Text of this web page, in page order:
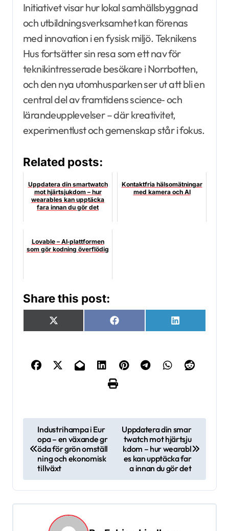
Initiativet visar hur lokal samhällsbyggnad
och utbildningsverksamhet kan förenas
med innovation i en fysisk miljö. Teknikens
Hus fortsätter sin resa som ett nav för
teknikintresserade besökare i Norrbotten,
och den nya utomhusparken ser ut att bli en
central del av framtidens science‑ och
lärandeupplevelser – där kreativitet,
experimentlust och gemenskap står i fokus.
Related posts:
Uppdatera din smartwatch
mot hjärtsjukdom – hur
wearables kan upptäcka
fara innan du gör det
Kontaktfria hälsomätningar
med kamera och AI
Lovable – AI‑plattformen
som gör kodning överflödig
Share this post:
Dela
på
X
(Twitter)
Dela
på
Facebook
Dela
på
LinkedIn
ä
g
Industrihampa i Eur
opa – en växande gr
öda för grön omställ
ning och ekonomisk
tillväxt
Uppdatera din smar
twatch mot hjärtsju
kdom – hur wearabl
es kan upptäcka far
a innan du gör det